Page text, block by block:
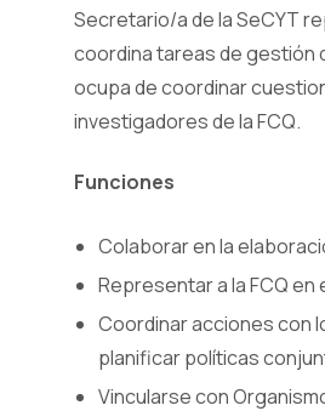
Secretario/a de la SeCYT
coordina tareas de gestión
ocupa de coordinar
investigadores de la FCQ.
Funciones
Colaborar en la
Representar a la FCQ
Coordinar acciones con
planificar políticas
Vincularse con